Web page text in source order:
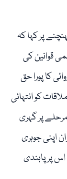
پر کہا کہ
قوانین کی
کا پورا حق
کو انتہائی
مرحلے پر گہری
اپنی جوہری
پر پابندی